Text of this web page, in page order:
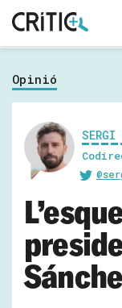
Cerca
Inicia sessió
Opinió
SERGI